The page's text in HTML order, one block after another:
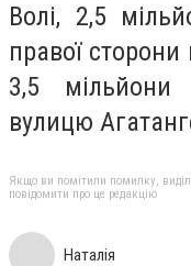
Волі, 2,5
правої
3,5 мільйони
вулицю
Якщо ви помітили помилку,
повідомити про це редакцію
Наталія